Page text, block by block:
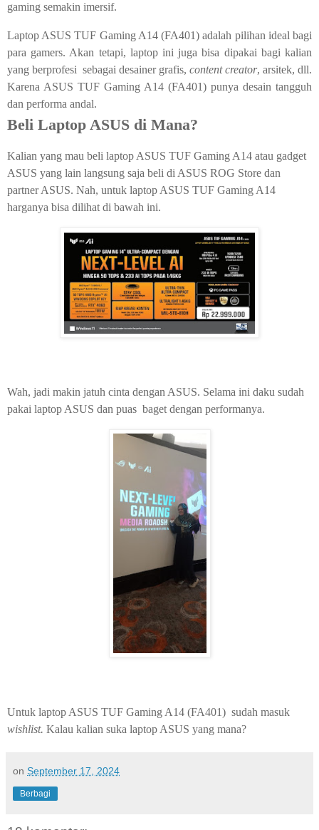
gaming semakin imersif.
Laptop ASUS TUF Gaming A14 (FA401) adalah pilihan ideal bagi
para gamers. Akan tetapi, laptop ini juga bisa dipakai bagi kalian
yang berprofesi sebagai desainer grafis, content creator, arsitek, dll.
Karena ASUS TUF Gaming A14 (FA401) punya desain tangguh
dan performa andal.
Beli Laptop ASUS di Mana?
Kalian yang mau beli laptop ASUS TUF Gaming A14 atau gadget
ASUS yang lain langsung saja beli di ASUS ROG Store dan
partner ASUS. Nah, untuk laptop ASUS TUF Gaming A14
harganya bisa dilihat di bawah ini.
Wah, jadi makin jatuh cinta dengan ASUS. Selama ini daku sudah
pakai laptop ASUS dan puas baget dengan performanya.
Untuk laptop ASUS TUF Gaming A14 (FA401) sudah masuk
wishlist. Kalau kalian suka laptop ASUS yang mana?
on September 17, 2024
Berbagi